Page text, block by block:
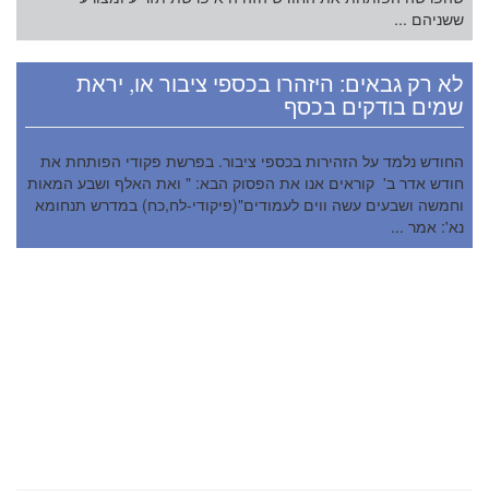
ששניהם ...
לא רק גבאים: היזהרו בכספי ציבור או, יראת
שמים בודקים בכסף
החודש נלמד על הזהירות בכספי ציבור. בפרשת פקודי הפותחת את
חודש אדר ב' קוראים אנו את הפסוק הבא: " ואת האלף ושבע המאות
וחמשה ושבעים עשה ווים לעמודים"(פיקודי-לח,כח) במדרש תנחומא
נא': אמר ...